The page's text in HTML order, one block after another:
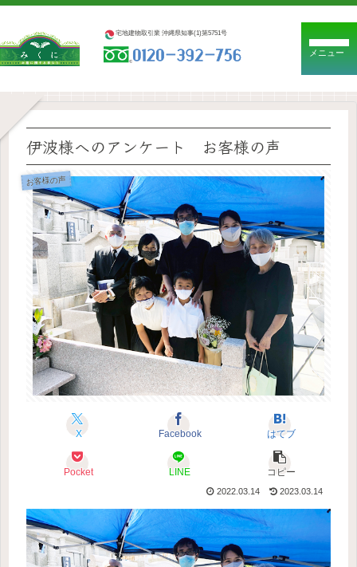
宅地建物取引業 沖縄県知事(1)第5751号
メニュー
伊波様へのアンケート お客様の声
お客様の声
X Facebook はてブ
Pocket LINE コピー
2022.03.14 2023.03.14